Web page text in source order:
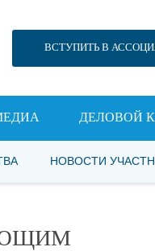
ВСТУПИТЬ В
ДЕЛОВОЙ
НОВОСТИ